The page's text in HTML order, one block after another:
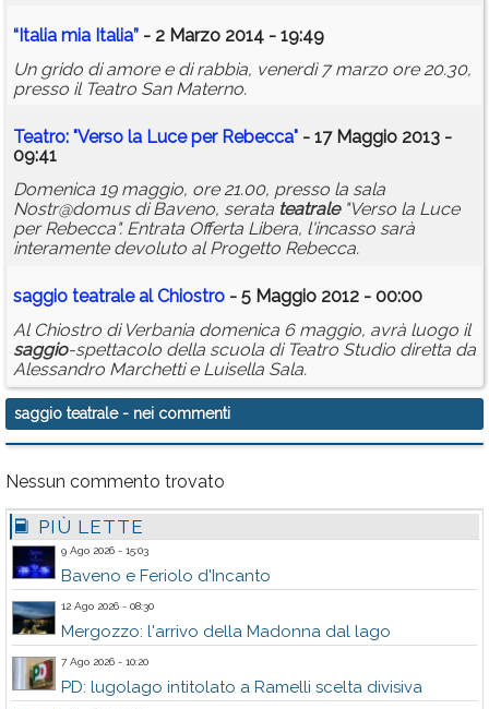
“Italia mia Italia” - 2 Marzo 2014 - 19:49
Un grido di amore e di rabbia, venerdì 7 marzo ore 20.30,
presso il Teatro San Materno.
Teatro: "Verso la Luce per Rebecca" - 17 Maggio 2013 -
09:41
Domenica 19 maggio, ore 21.00, presso la sala
Nostr@domus di Baveno, serata teatrale"Verso la Luce
per Rebecca". Entrata Offerta Libera, l'incasso sarà
interamente devoluto al Progetto Rebecca.
saggio teatraleal Chiostro - 5 Maggio 2012 - 00:00
Al Chiostro di Verbania domenica 6 maggio, avrà luogo il
saggio-spettacolo della scuola di Teatro Studio diretta da
Alessandro Marchetti e Luisella Sala.
saggio teatrale- nei commenti
Nessun commento trovato
PIÙ LETTE
9 Ago 2026 - 15:03
Baveno e Feriolo d'Incanto
12 Ago 2026 - 08:30
Mergozzo: l'arrivo della Madonna dal lago
7 Ago 2026 - 10:20
PD: lugolago intitolato a Ramelli scelta divisiva